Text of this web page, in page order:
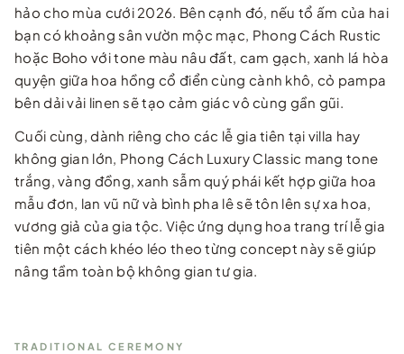
hảo cho mùa cưới 2026. Bên cạnh đó, nếu tổ ấm của hai
bạn có khoảng sân vườn mộc mạc, Phong Cách Rustic
hoặc Boho với tone màu nâu đất, cam gạch, xanh lá hòa
quyện giữa hoa hồng cổ điển cùng cành khô, cỏ pampa
bên dải vải linen sẽ tạo cảm giác vô cùng gần gũi.
Cuối cùng, dành riêng cho các lễ gia tiên tại villa hay
không gian lớn, Phong Cách Luxury Classic mang tone
trắng, vàng đồng, xanh sẫm quý phái kết hợp giữa hoa
mẫu đơn, lan vũ nữ và bình pha lê sẽ tôn lên sự xa hoa,
vương giả của gia tộc. Việc ứng dụng hoa trang trí lễ gia
tiên một cách khéo léo theo từng concept này sẽ giúp
nâng tầm toàn bộ không gian tư gia.
TRADITIONAL CEREMONY